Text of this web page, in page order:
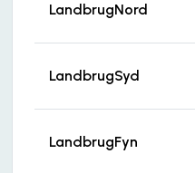
LandbrugNord
LandbrugSyd
LandbrugFyn